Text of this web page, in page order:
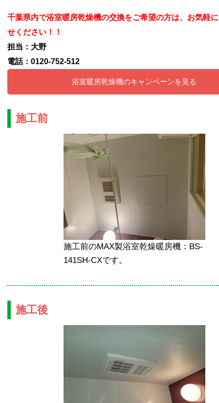
千葉県内で浴室暖房乾燥機の交換をご希望の方は、お気軽
せください！！
担当：大野
電話：0120-752-512
浴室暖房乾燥機のキャンペーンを見る
施工前
施工前のMAX製浴室乾燥暖房機：BS-
141SH-CXです。
施工後